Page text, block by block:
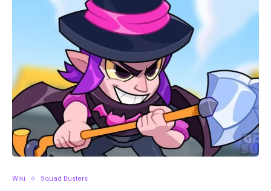
Wiki Squad Busters